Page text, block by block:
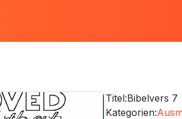
Titel:Bibelvers 7
Kategorien: